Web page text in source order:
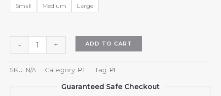
Small Medium Large
-
szt.
okrągłych
odznak
z
+ ADD TO CART
SKU: N/A Category: PL Tag: PL
Guaranteed Safe Checkout